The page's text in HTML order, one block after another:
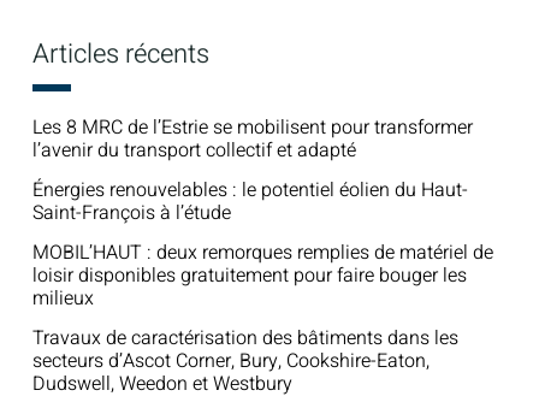
:
Articles récents
Les 8 MRC de l’Estrie se mobilisent pour transformer
l’avenir du transport collectif et adapté
Énergies renouvelables : le potentiel éolien du Haut-
Saint-François à l’étude
MOBIL’HAUT : deux remorques remplies de matériel de
loisir disponibles gratuitement pour faire bouger les
milieux
Travaux de caractérisation des bâtiments dans les
secteurs d’Ascot Corner, Bury, Cookshire-Eaton,
Dudswell, Weedon et Westbury